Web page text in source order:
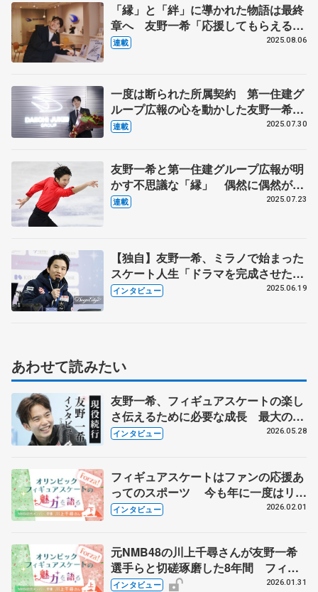
「縁」と「絆」に導かれた物語は最終
章へ 友野一希「応援してもらえるア
スリートに」 支援の第一住建グルー
連載 2025.08.06
一度は断られた所属契約 第一住建グ
ループ広報の心を動かした友野一希の
言葉とは
連載 2025.07.30
友野一希と第一住建グループ広報が明
かす不思議な「縁」 偶然に偶然が重
なった2017年の秋 全ての始まりはあ
連載 2025.07.23
【独自】友野一希、ミラノで始まった
スケート人生「ドラマを完成させた
い」 「世間の意見、気にするし、体
インタビュー 2025.06.19
あわせて読みたい
友野一希、フィギュアスケートの楽し
さ伝えるために必要な成長 最大の目
標は普及活動
インタビュー 2026.05.28
フィギュアスケートはファンの応援あ
ってのスポーツ 今も年に一度はリン
クへ NMB48卒業の川上千尋さんに
インタビュー 2026.02.01
元NMB48の川上千尋さんが友野一希
選手らと切磋琢磨した8年間 フィギ
ュアスケートからアイドルの世界へ
インタビュー 2026.01.31